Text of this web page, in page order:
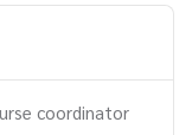
coordinator